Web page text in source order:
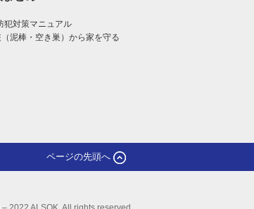
犯対策マニュアル
泥棒・空き巣）から家を守る
ページの先頭へ